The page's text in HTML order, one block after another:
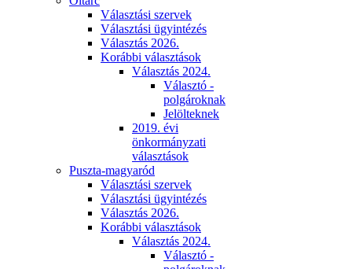
Választási szervek
Választási ügyintézés
Választás 2026.
Korábbi választások
Választás 2024.
Választó -
polgároknak
Jelölteknek
2019. évi
önkormányzati
választások
Puszta-magyaród
Választási szervek
Választási ügyintézés
Választás 2026.
Korábbi választások
Választás 2024.
Választó -